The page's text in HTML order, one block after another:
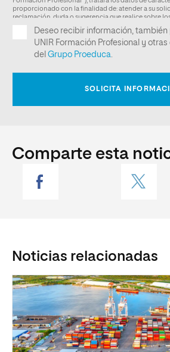
Comparte esta
Noticias relacionadas